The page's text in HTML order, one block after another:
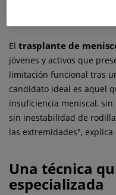
El trasplante de
jóvenes y activos que
limitación funcional tras
candidato ideal es aquel
insuficiencia meniscal,
sin inestabilidad de
las extremidades", explica
Una técnica
especializada